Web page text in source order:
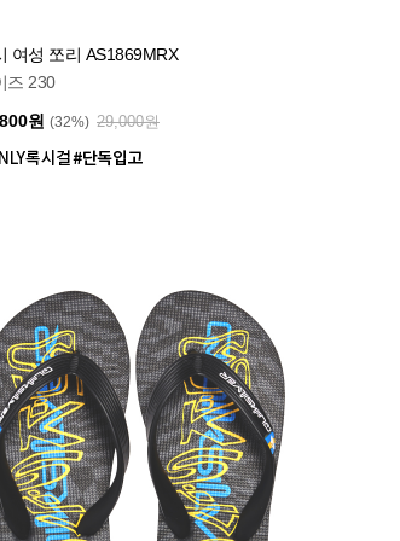
여성 쪼리 AS1869MRX
즈 230
원 (32%) 29,000원